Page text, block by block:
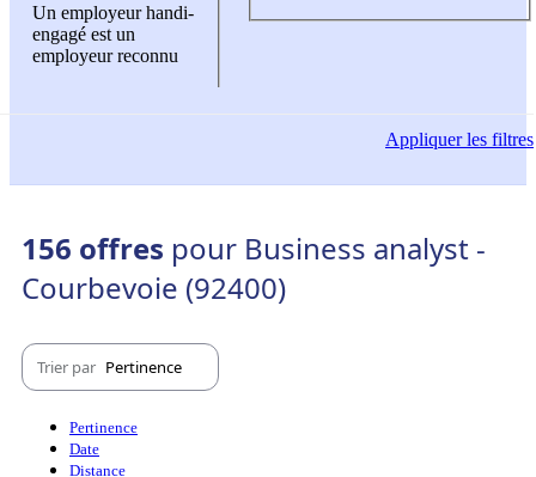
Un employeur handi-
engagé est un
employeur reconnu
Appliquerles filtres
156 offres pour Business analyst -
Courbevoie (92400)
Trier par Pertinence
Pertinence
Date
Distance